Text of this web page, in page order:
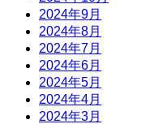
2024年9月
2024年8月
2024年7月
2024年6月
2024年5月
2024年4月
2024年3月